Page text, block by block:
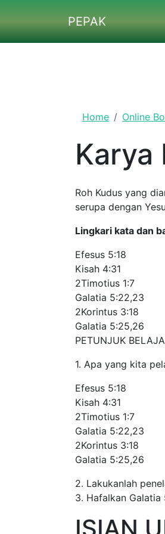
PEPAK
Home Online
Karya
Roh Kudus yang
Yesus, jika kita
Lingkari kata dan
Efesus 5:18
Kisah 4:31
2Timotius 1:7
Galatia 5:22,23
2Korintus 3:18
Galatia 5:25,26
PETUNJUK
1. Apa yang kita
Efesus 5:18
Kisah 4:31
2Timotius 1:7
Galatia 5:22,23
2Korintus 3:18
Galatia 5:25,26
2. Lakukanlah
3. Hafalkan Galatia